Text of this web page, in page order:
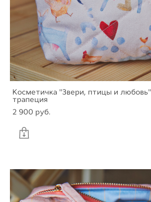
Косметичка "Звери, птицы и
трапеция
2 900 pуб.